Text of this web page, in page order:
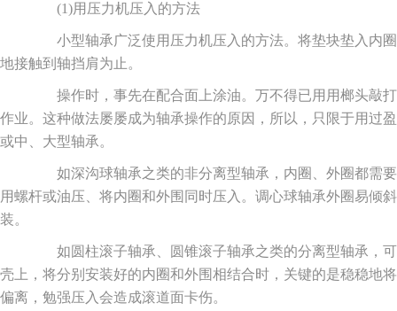
(1)用压力机压入的方法
小型轴承广泛使用压力机压入的方法。将垫块垫入内圈
地接触到轴挡肩为止。
操作时，事先在配合面上涂油。万不得已用用榔头敲打
作业。这种做法屡屡成为轴承操作的原因，所以，只限于用过
或中、大型轴承。
如深沟球轴承之类的非分离型轴承，内圈、外圈都需要
用螺杆或油压、将内圈和外围同时压入。调心球轴承外圈易倾
装。
如圆柱滚子轴承、圆锥滚子轴承之类的分离型轴承，可
壳上，将分别安装好的内圈和外围相结合时，关键的是稳稳地
偏离，勉强压入会造成滚道面卡伤。